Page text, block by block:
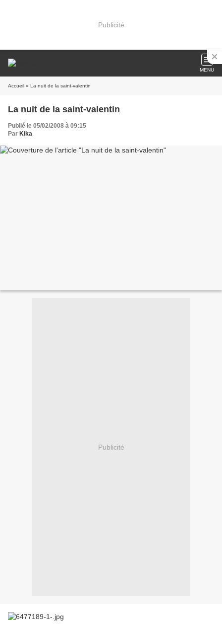
Publicité
MENU
Accueil » La nuit de la saint-valentin
La nuit de la saint-valentin
Publié le 05/02/2008 à 09:15
Par Kika
Publicité